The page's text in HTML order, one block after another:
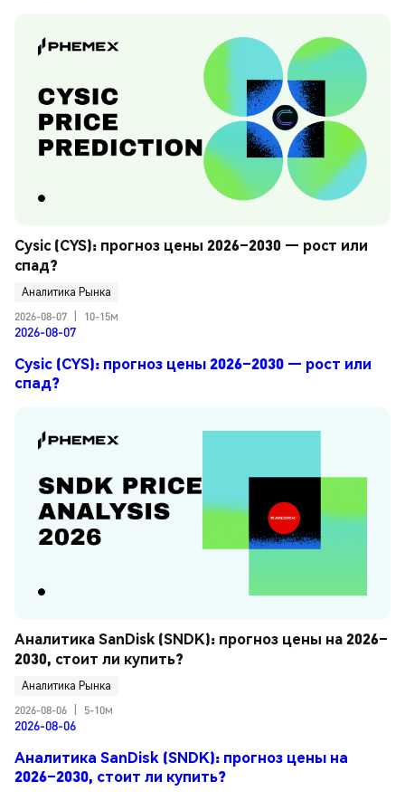
Cysic (CYS): прогноз цены 2026–2030 — рост или
спад?
Аналитика Рынка
2026-08-07
10-15м
2026-08-07
Cysic (CYS): прогноз цены 2026–2030 — рост или
спад?
Аналитика SanDisk (SNDK): прогноз цены на 2026–
2030, стоит ли купить?
Аналитика Рынка
2026-08-06
5-10м
2026-08-06
Аналитика SanDisk (SNDK): прогноз цены на
2026–2030, стоит ли купить?